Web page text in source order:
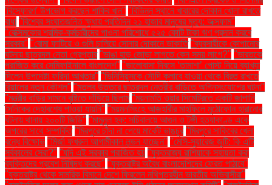
'বিস্ফোরণ' উপভোগ করছেন শাকিব খান" "বিভিন্ন স্থানে খাবারের দোকান খোলা রাখতে
বাধা "বিশ্বের সংঘাতজনিত ক্ষুধায় প্রতিদিন ২১ হাজার মানুষের মৃত্যু: অক্সফাম"
"বেক্সিমকোর শ্রমিক-কর্মচারীদের পাওনা পরিশোধে ৫২৫ কোটি টাকা ঋণ প্রদান করবে
সরকার" "বোমা ফাটিয়ে ও গুলি চালিয়ে সোনার দোকানে ডাকাতি "ব্যবসায়ীকে কোপানোর
ঘটনায় ছাত্রদল নেতা গ্রেপ্তার "ভাঙা হাড় জোড়া লাগতে কেন সময় লাগে?" "ভারতকে
পরাজিত করে সেমিফাইনালে বাংলাদেশ" "ভালোবাসা দিবসে ‘তামাশা’ পোস্ট নিয়ে ব্যাখ্যা
দিলেন উপদেষ্টা ফরিদা আখতার" "ভিনিসিয়ুসকে সৌদি ক্লাবে যাওয়া থেকে বিরত রাখতে
রিয়ালের নতুন কৌশল" "মতলব উত্তরে ছাত্রদল নেত্রীর বাড়িতে অগ্নিসংযোগের ঘটনা"
"মন্ত্রীর বাড়ির সামনে বৃষ্টিতে দাঁড়িয়ে ছিলাম "ময়নামতি ওয়ার সিমেট্রিতে একটি জাপানি
সৈনিকের দেহাবশেষ পাওয়া যায়নি" "ময়মনসিংহে আজহারীর মাহফিলে মুঠোফোন হারানোর
ঘটনায় থানায় ২০০টি জিডি" "মামুনুল হক: সচিবালয়ে আগুন ও টঙ্গী হত্যাকাণ্ড একে
অপরের সাথে সম্পর্কিত "মিরপুরে চাঁদা না পেয়ে মার্কেট ভাঙচুর "মিরপুরে সাকিবের খেলা
বন্ধে বিক্ষোভ "মির্জা ফখরুল আগামীকাল লন্ডন যাচ্ছেন" "মেসি-সুয়ারেজ জুটি: কি এটি
সর্বকালের সেরা?" "যদি এই সরকার পরাজিত হয় "যুক্তরাজ্য রাশিয়াকে সহায়তা করা
ব্যক্তিদের প্রবেশ নিষিদ্ধ করছে" "যুক্তরাষ্ট্র অবৈধ বাংলাদেশিদের ফেরত পাঠাবে"
"যুক্তরাষ্ট্র থেকে সামরিক বিমানে দেশে ফিরলেন নথিপত্রহীন ভারতীয় অভিবাসীরা"